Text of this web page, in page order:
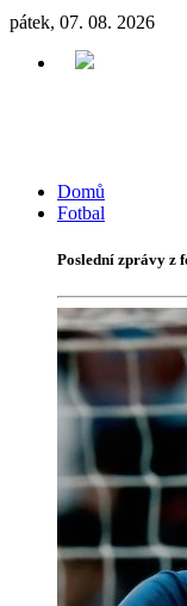
pátek, 07. 08. 2026
Domů
Fotbal
Poslední zprávy z